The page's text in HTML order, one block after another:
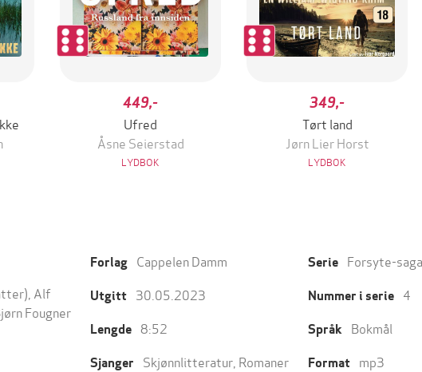
449,-
Ufred
Åsne Seierstad
LYDBOK
349,-
Tørt land
Jørn Lier Horst
LYDBOK
Alf
Fougner
Forlag Cappelen Damm
Utgitt 30.05.2023
Lengde 8:52
Sjanger Skjønnlitteratur Romaner
Serie Forsyte-
Nummer i serie 4
Språk Bokmål
Format mp3